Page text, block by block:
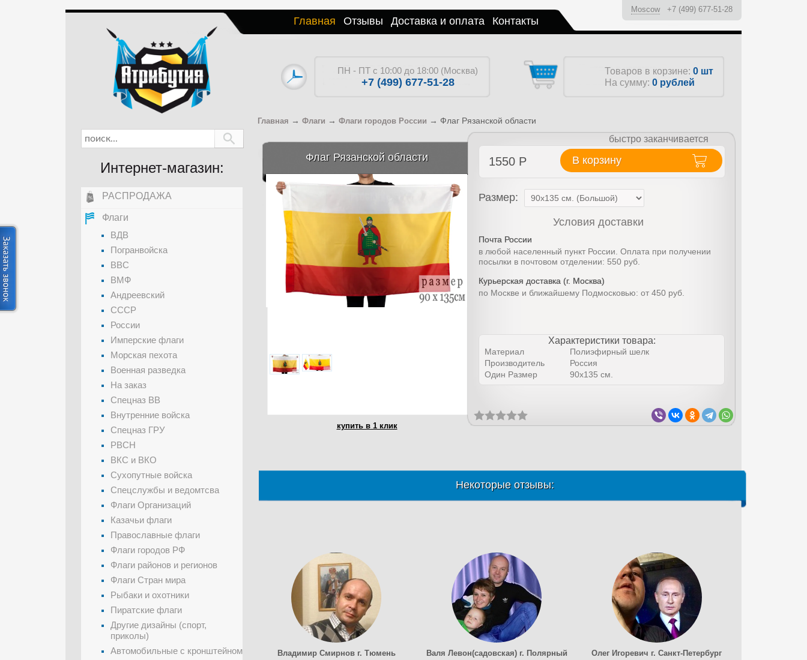
Главная Отзывы Доставка и оплата Контакты
Moscow +7 (499) 677-51-28
ПН - ПТ с 10:00 до 18:00 (Москва)
+7 (499) 677-51-28
Товаров в корзине: 0 шт
На сумму: 0 рублей
Главная → Флаги → Флаги городов России → Флаг Рязанской области
Флаг Рязанской области
быстро заканчивается
1550 Р В корзину
купить в 1 клик
Размер:
Условия доставки
Почта России
в любой населенный пункт России. Оплата при получении
посылки в почтовом отделении: 550 руб.
Курьерская доставка (г. Москва)
по Москве и ближайшему Подмосковью: от 450 руб.
Характеристики товара:
Материал
Полиэфирный шелк
Производитель
Россия
Один Размер
90х135 см.
Некоторые отзывы:
Владимир Смирнов г. Тюмень
Валя Левон(садовская) г. Полярный
Олег Игоревич г. Санкт-Петербург
Интернет-магазин:
РАСПРОДАЖА
Флаги
ВДВ
Погранвойска
ВВС
ВМФ
Андреевский
СССР
России
Имперские флаги
Морская пехота
Военная разведка
На заказ
Спецназ ВВ
Внутренние войска
Спецназ ГРУ
РВСН
ВКС и ВКО
Сухопутные войска
Спецслужбы и ведомтсва
Флаги Организаций
Казачьи флаги
Православные флаги
Флаги городов РФ
Флаги районов и регионов
Флаги Стран мира
Рыбаки и охотники
Пиратские флаги
Другие дизайны (спорт,
приколы)
Автомобильные с кронштейном